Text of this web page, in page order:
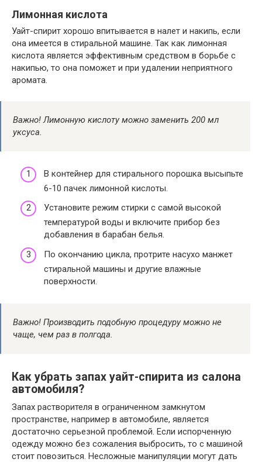
Лимонная кислота
Уайт-спирит хорошо впитывается в налет и накипь, если
она имеется в стиральной машине. Так как лимонная
кислота является эффективным средством в борьбе с
накипью, то она поможет и при удалении неприятного
аромата.
Важно! Лимонную кислоту можно заменить 200 мл
уксуса.
В контейнер для стирального порошка высыпьте
6-10 пачек лимонной кислоты.
Установите режим стирки с самой высокой
температурой воды и включите прибор без
добавления в барабан белья.
По окончанию цикла, протрите насухо манжет
стиральной машины и другие влажные
поверхности.
Важно! Производить подобную процедуру можно не
чаще, чем раз в полгода.
Как убрать запах уайт-спирита из салона
автомобиля?
Запах растворителя в ограниченном замкнутом
пространстве, например в автомобиле, является
достаточно серьезной проблемой. Если испорченную
одежду можно без сожаления выбросить, то с машиной
стоит повозиться. Несложные манипуляции могут дать